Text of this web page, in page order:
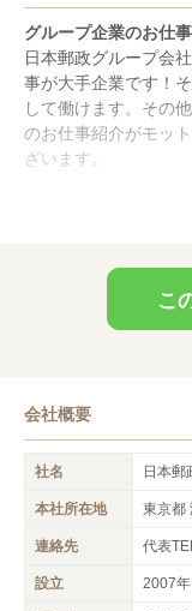
グループ企業のお仕
日本郵政グループ会
事が大手企業です！
して働けます。その
のお仕事紹介がモッ
ざいます。
われがちですが、実
事も多数あります。
で、経験者の方も奮
派遣先のほとんどが
働く方の様子などを
す！事前に就業後の
こ
会社概要
社名 日本
本社所在地 東京都
連絡先 代表
設立 2007年